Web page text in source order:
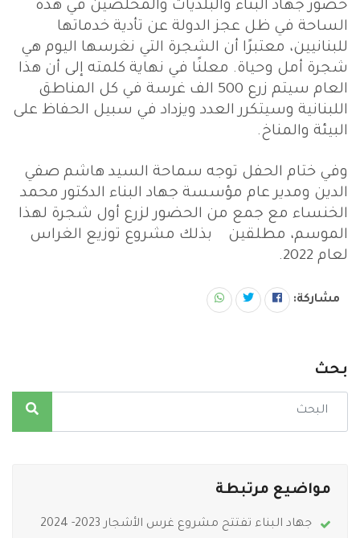
حضور جهاد البناء والبلديّات والمخلصين في هذه
الساحة في ظل عجز الدولة عن تأدية خدماتها
للبنانيين، معتبرًا أن الشجرة التي نغرسها اليوم هي
شجرة أمل وحياة. معلنًا في نهاية كلمته إلى أن هذا
العام سيتم زرع 500 الف غرسة في كل المناطق
اللبنانية وسيتكرر العدد ويزداد في سبيل الحفاظ على
البيئة والمناخ.
وفي ختام الحفل توجه سماحة السيد هاشم صفي
الدين ومدير عام مؤسسة جهاد البناء الدكتور محمد
الخنساء مع جمع من الحضور لزرع أول شجرة لهذا
الموسم، مطلقين بذلك مشروع توزيع الغراس
لعام 2022.
مشاركة:
بحث
مواضيع مرتبطة
جهاد البناء تفتتح مشروع غرس الأشجار 2023- 2024